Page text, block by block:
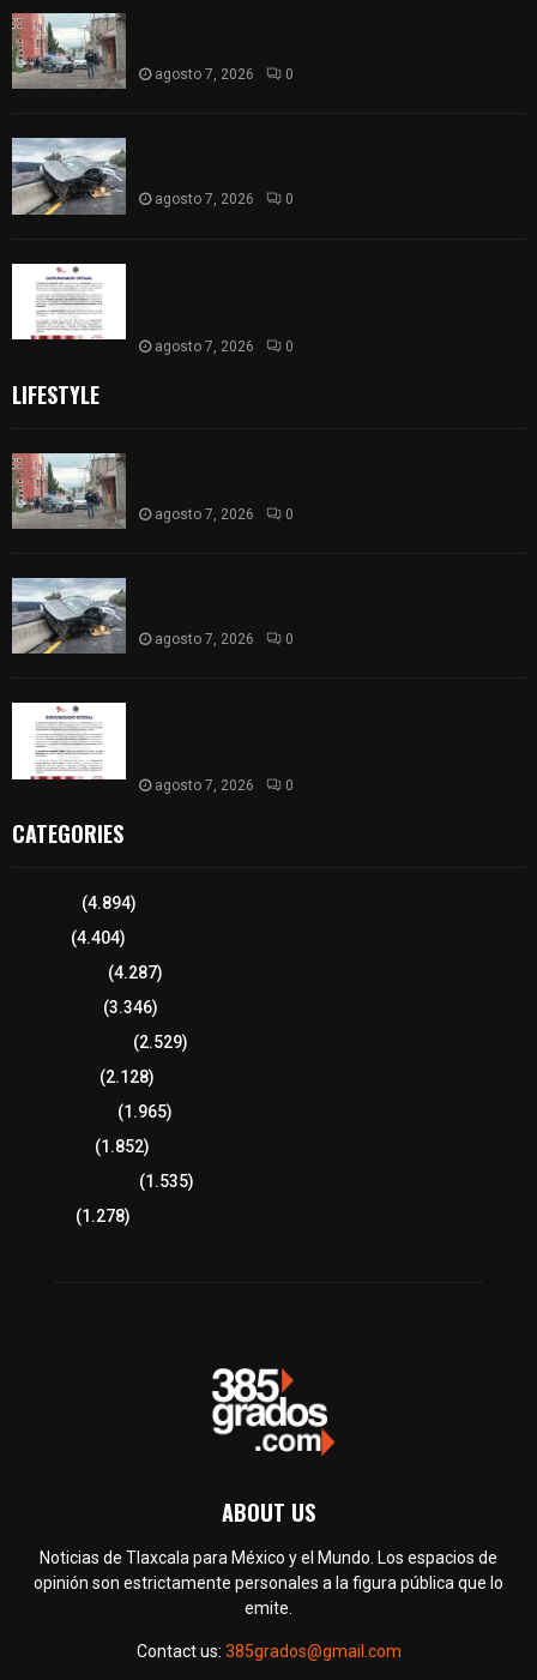
agosto 7, 2026 0
agosto 7, 2026 0
agosto 7, 2026 0
LIFESTYLE
agosto 7, 2026 0
agosto 7, 2026 0
agosto 7, 2026 0
CATEGORIES
(4.894)
(4.404)
(4.287)
(3.346)
(2.529)
(2.128)
(1.965)
(1.852)
(1.535)
(1.278)
ABOUT US
Noticias de Tlaxcala para México y el Mundo. Los espacios de
opinión son estrictamente personales a la figura pública que lo
emite.
Contact us: 385grados@gmail.com